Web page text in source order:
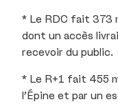
* Le RDC fait 373
dont un accès
recevoir du public.
* Le R+1 fait 455
l’Épine et par un